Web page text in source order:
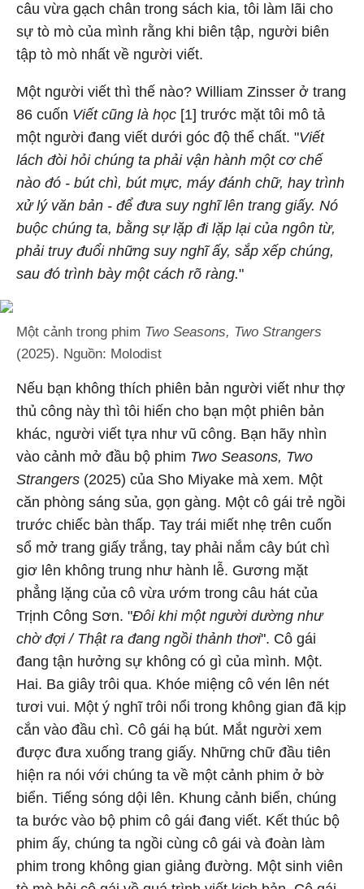
câu vừa gạch chân trong sách kia, tôi làm lãi cho
sự tò mò của mình rằng khi biên tập, người biên
tập tò mò nhất về người viết.
Một người viết thì thế nào? William Zinsser ở trang
86 cuốn Viết cũng là học [1] trước mặt tôi mô tả
một người đang viết dưới góc độ thể chất. "Viết
lách đòi hỏi chúng ta phải vận hành một cơ chế
nào đó - bút chì, bút mực, máy đánh chữ, hay trình
xử lý văn bản - để đưa suy nghĩ lên trang giấy. Nó
buộc chúng ta, bằng sự lặp đi lặp lại của ngôn từ,
phải truy đuổi những suy nghĩ ấy, sắp xếp chúng,
sau đó trình bày một cách rõ ràng."
Một cảnh trong phim Two Seasons, Two Strangers
(2025). Nguồn: Molodist
Nếu bạn không thích phiên bản người viết như thợ
thủ công này thì tôi hiến cho bạn một phiên bản
khác, người viết tựa như vũ công. Bạn hãy nhìn
vào cảnh mở đầu bộ phim Two Seasons, Two
Strangers (2025) của Sho Miyake mà xem. Một
căn phòng sáng sủa, gọn gàng. Một cô gái trẻ ngồi
trước chiếc bàn thấp. Tay trái miết nhẹ trên cuốn
sổ mở trang giấy trắng, tay phải nắm cây bút chì
giơ lên không trung như hành lễ. Gương mặt
phẳng lặng của cô vừa ướm trong câu hát của
Trịnh Công Sơn. "Đôi khi một người dường như
chờ đợi / Thật ra đang ngồi thảnh thơi". Cô gái
đang tận hưởng sự không có gì của mình. Một.
Hai. Ba giây trôi qua. Khóe miệng cô vén lên nét
tươi vui. Một ý nghĩ trôi nổi trong không gian đã kịp
cắn vào đầu chì. Cô gái hạ bút. Mắt người xem
được đưa xuống trang giấy. Những chữ đầu tiên
hiện ra nói với chúng ta về một cảnh phim ở bờ
biển. Tiếng sóng dội lên. Khung cảnh biển, chúng
ta bước vào bộ phim cô gái đang viết. Kết thúc bộ
phim ấy, chúng ta ngồi cùng cô gái và đoàn làm
phim trong không gian giảng đường. Một sinh viên